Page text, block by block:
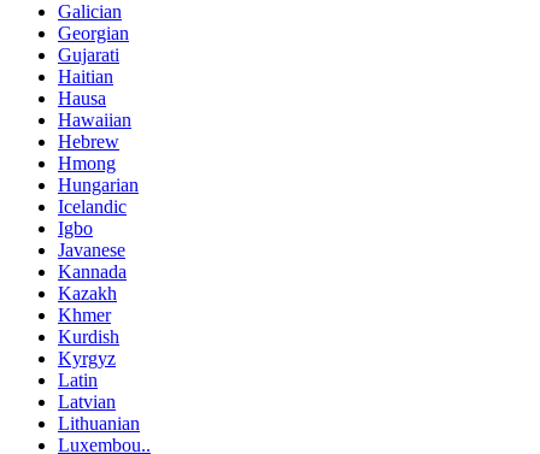
Galician
Georgian
Gujarati
Haitian
Hausa
Hawaiian
Hebrew
Hmong
Hungarian
Icelandic
Igbo
Javanese
Kannada
Kazakh
Khmer
Kurdish
Kyrgyz
Latin
Latvian
Lithuanian
Luxembou..